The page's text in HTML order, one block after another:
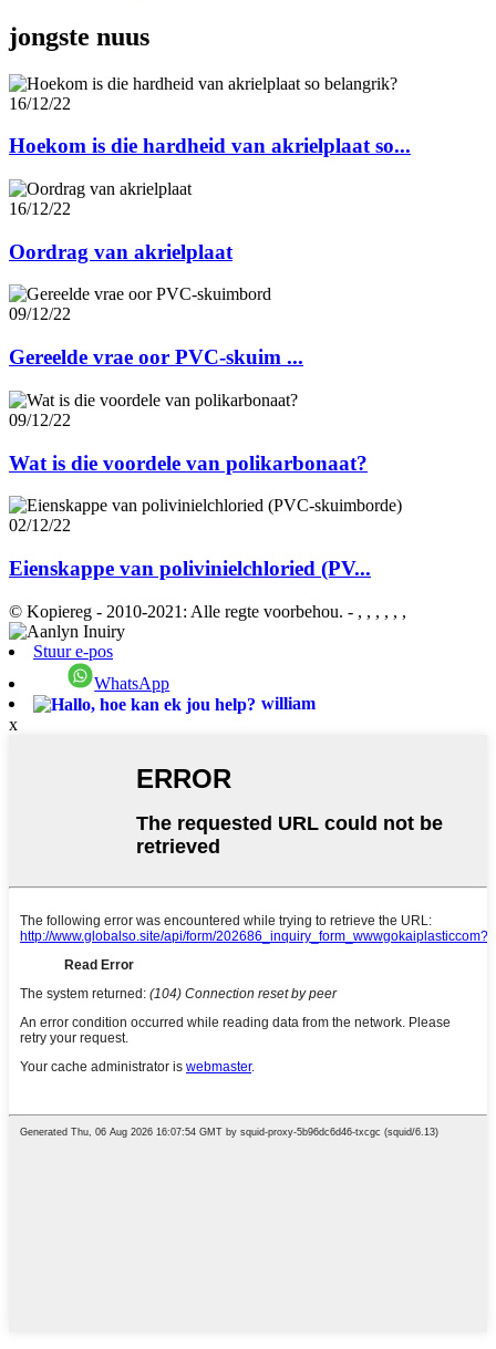
jongste nuus
16/12/22
Hoekom is die hardheid van akrielplaat so...
16/12/22
Oordrag van akrielplaat
09/12/22
Gereelde vrae oor PVC-skuim ...
09/12/22
Wat is die voordele van polikarbonaat?
02/12/22
Eienskappe van polivinielchloried (PV...
© Kopiereg - 2010-2021: Alle regte voorbehou. - , , , , , ,
Stuur e-pos
WhatsApp
william
x